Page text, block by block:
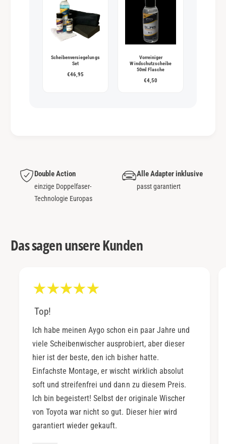
Scheibenversiegelungs
Set
€46,95
Vorreiniger
Windschutzscheibe
50ml Flasche
€4,50
Double Action
einzige Doppelfaser-
Technologie Europas
Alle Adapter inklusive
passt garantiert
Das sagen unsere Kunden
Top!
Ich habe meinen Aygo schon ein paar Jahre und
viele Scheibenwischer ausprobiert, aber dieser
hier ist der beste, den ich bisher hatte.
Einfachste Montage, er wischt wirklich absolut
soft und streifenfrei und dann zu diesem Preis.
Ich bin begeistert! Selbst der originale Wischer
von Toyota war nicht so gut. Dieser hier wird
garantiert wieder gekauft.